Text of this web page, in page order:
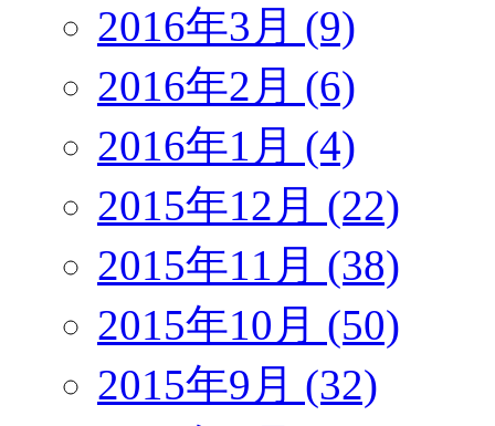
2016年3月 (9)
2016年2月 (6)
2016年1月 (4)
2015年12月 (22)
2015年11月 (38)
2015年10月 (50)
2015年9月 (32)